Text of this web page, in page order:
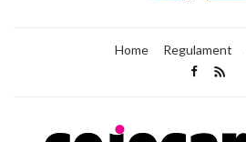
Home Regulament